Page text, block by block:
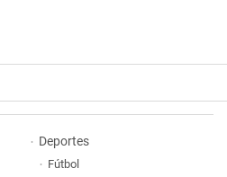
Deportes
Fútbol